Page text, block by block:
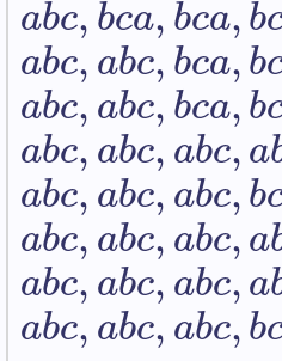
abc,bca,bca,b
abc,abc,bca,b
abc,abc,bca,b
abc,abc,abc,a
abc,abc,abc,b
abc,abc,abc,a
abc,abc,abc,a
abc,abc,abc,b